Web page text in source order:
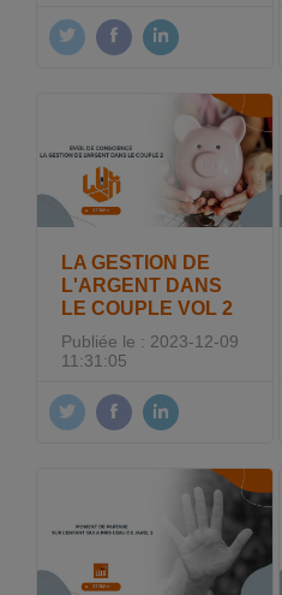
LA GESTION DE
L'ARGENT DANS
LE COUPLE VOL 2
Publiée le : 2023-12-09
11:31:05